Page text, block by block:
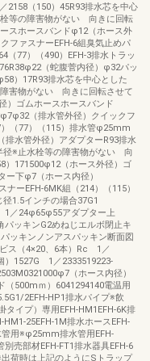
2158（150）45R93排水芯を中心
栓等の障害物がない 向きに回転
スホースバンドφ12（ホース外
ファスナーEFH-6組臭気止めパ
77）（490）EFH-3排水トラッ
（蛇腹菅内径）φ32パッ
）17R93排水芯を中心とした
害物がない 向きに回転させて
）ゴムホースホースバンド
（排水管外径）クイックフ
）（77）（115）排水管φ25mm
水管外径）アダプターR93排水
径※止水栓等の障害物がない 向
）171500φ12（ホース外径）ゴ
ー下φ7（ホース内径）
ーEFH-6MK組（214）（115）
径1.5インチの場合37G1
／24φ65φ55アダプター上
ッキンG2めねじエルボ閉止キ
ッキンノンアスパッキン断面図
ス（4×20、6本）Rc 1／
）1527G 1／2333519223-
（ホース内径）
（500mｍ）6041294140電温用
2EFH-HP1排水パイプ※飲
タイプ）専用EFH-HM1EFH-6K排
25EFH-1M排水ホースEFH-
用※φ25mm排水管用EFH-
売部材EFH-FT1排水器具EFH-6
荷時は上記のようにSトラップ